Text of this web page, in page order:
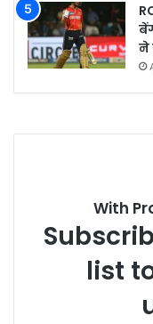
ने
With
list